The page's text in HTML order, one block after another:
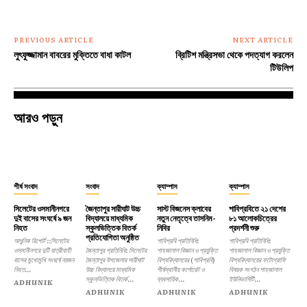
PREVIOUS ARTICLE
লুৎফুজ্জামান বাবরের মুক্তিতে বাধা কাটল
NEXT ARTICLE
ব্রিটিশ মন্ত্রিসভা থেকে পদত্যাগ করলেন
টিউলিপ
আরও পড়ুন
শীর্ষ সংবাদ
সিলেটের ওসমানীনগরে
দুই বাসের সংঘর্ষে ৯ জন
নিহত
আধুনিক রিপোর্ট ::সিলেটের
ওসমানীনগরে দুটি যাত্রীবাহী
বাসের মুখোমুখি সংঘর্ষে নয়জন
নিহত...
ADHUNIK
সংবাদ
জৈন্তাপুর সারীঘাট উচ্চ
বিদ্যালয়ে মাধ্যমিক
স্কুলভিত্তিক বিতর্ক
প্রতিযোগিতা অনুষ্ঠিত
জৈন্তাপুর প্রতিনিধি: সিলেটের
জৈন্তাপুর উপজেলার সারীঘাট
উচ্চ বিদ্যালয়ে মাধ্যমিক
স্কুলভিত্তিক বিতর্ক...
ADHUNIK
ক্যাম্পাস
সাস্ট বিজনেস ক্লাবের
নতুন নেতৃত্বে তাসনিম-
নিবির
শাবিপ্রবি প্রতিনিধি:
শাহজালাল বিজ্ঞান ও প্রযুক্তি
বিশ্ববিদ্যালয়ের (শাবিপ্রবি)
শীর্ষস্থানীয় কর্পোরেট ও
ব্যবসায়িক...
ADHUNIK
ক্যাম্পাস
শাবিপ্রবিতে ২১ দেশের
৮১ আলোকচিত্রের
প্রদর্শনী শুরু
শাবিপ্রবি প্রতিনিধি:
শাহজালাল বিজ্ঞান ও প্রযুক্তি
বিশ্ববিদ্যালয়ের ফটোগ্রাফি
বিষয়ক সংগঠন শাহজালাল
ইউনিভার্সিটি...
ADHUNIK